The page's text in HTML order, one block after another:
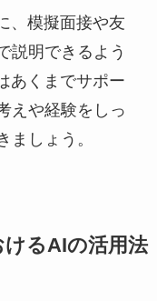
、模擬面接や友
説明できるよう
あくまでサポー
えや経験をしっ
ましょう。
るAIの活用法